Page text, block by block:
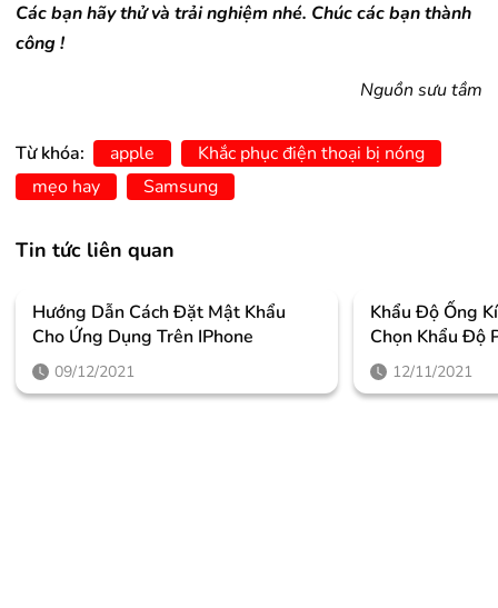
Các bạn hãy thử và trải nghiệm nhé. Chúc các bạn thành
công !
Nguồn sưu tầm
Từ khóa: apple
Khắc phục điện thoại bị nóng
mẹo hay
Samsung
Tin tức liên quan
Hướng Dẫn Cách Đặt Mật Khẩu
Cho Ứng Dụng Trên IPhone
09/12/2021
Khẩu Độ Ống
Chọn Khẩu Độ
12/11/2021